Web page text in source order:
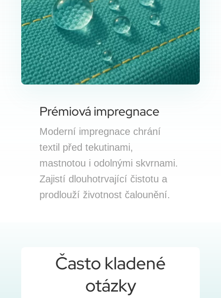
Prémiová impregnace
Moderní impregnace chrání
textil před tekutinami,
mastnotou i odolnými skvrnami.
Zajistí dlouhotrvající čistotu a
prodlouží životnost čalounění.
Často kladené
otázky